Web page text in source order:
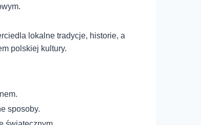
lokalne tradycje, historie, a
polskiej kultury.
sposoby.